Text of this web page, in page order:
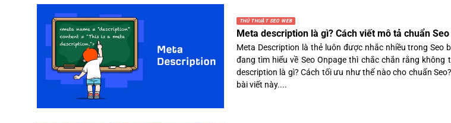
THỦ THUẬT SEO WEB
Meta description là gì? Cách viết mô tả chuẩn Seo
Meta Description là thẻ luôn được nhắc nhiều trong Seo
đang tìm hiểu về Seo Onpage thì chắc chắn rằng không
description là gì? Cách tối ưu như thế nào cho chuẩn
bài viết này....